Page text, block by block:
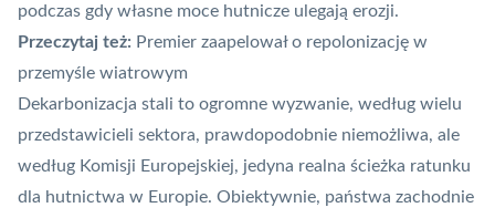
podczas gdy własne moce hutnicze ulegają erozji.
Przeczytaj też: Premier zaapelował o repolonizację w
przemyśle wiatrowym
Dekarbonizacja stali to ogromne wyzwanie, według wielu
przedstawicieli sektora, prawdopodobnie niemożliwa, ale
według Komisji Europejskiej, jedyna realna ścieżka ratunku
dla hutnictwa w Europie. Obiektywnie, państwa zachodnie